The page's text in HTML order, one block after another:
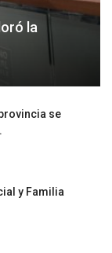
la
se
y Familia